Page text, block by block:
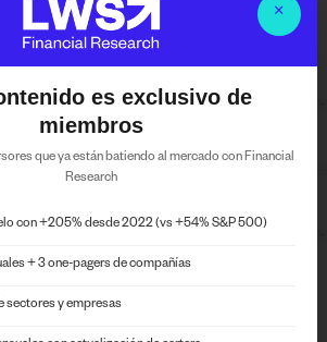
Castro
1, 2025 1:05 pm
Alibaba ($BABA)
en las RRSS de
×
es exclusivo de
miembros
que ya están batiendo al mercado con Financial
Research
con +205% desde 2022 (vs +54% S&P 500)
+ 3 one-pagers de compañías
sectores y empresas